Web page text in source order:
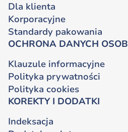
Dla klienta
Korporacyjne
Standardy pakowania
OCHRONA DANYCH
Klauzule informacyjne
Polityka prywatności
Polityka cookies
KOREKTY I DODATKI
Indeksacja